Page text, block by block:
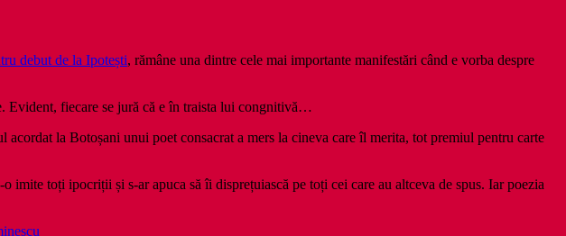
debut de la Ipotești, rămâne una dintre cele mai importante manifestări când e vorba despre
Evident, fiecare se jură că e în traista lui congnitivă…
la Botoșani unui poet consacrat a mers la cineva care îl merita, tot premiul pentru carte
imite toți ipocriții și s-ar apuca să îi disprețuiască pe toți cei care au altceva de spus. Iar poezia